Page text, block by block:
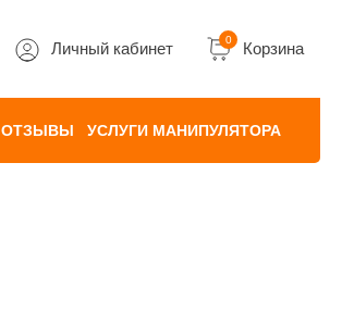
Личный кабинет 0 Корзина
ОТЗЫВЫ УСЛУГИ МАНИПУЛЯТОРА